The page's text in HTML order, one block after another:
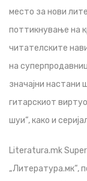
место за нови
поттикнување на
читателските
на
значајни настани
гитарскиот
шуи“, како и
Literatura.mk
„Литература.мк“,